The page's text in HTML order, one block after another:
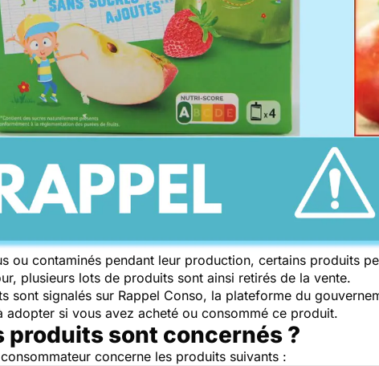
ou contaminés pendant leur production, certains produits
plusieurs lots de produits sont ainsi retirés de la vente.
sont signalés sur Rappel Conso, la plateforme du
adopter si vous avez acheté ou consommé ce produit.
produits sont concernés ?
concerne les produits suivants :